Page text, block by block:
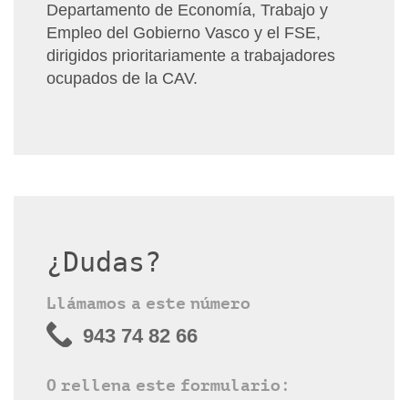
Departamento de Economía, Trabajo y
Empleo del Gobierno Vasco y el FSE,
dirigidos prioritariamente a trabajadores
ocupados de la CAV.
¿Dudas?
Llámamos a este número
943 74 82 66
O rellena este formulario: